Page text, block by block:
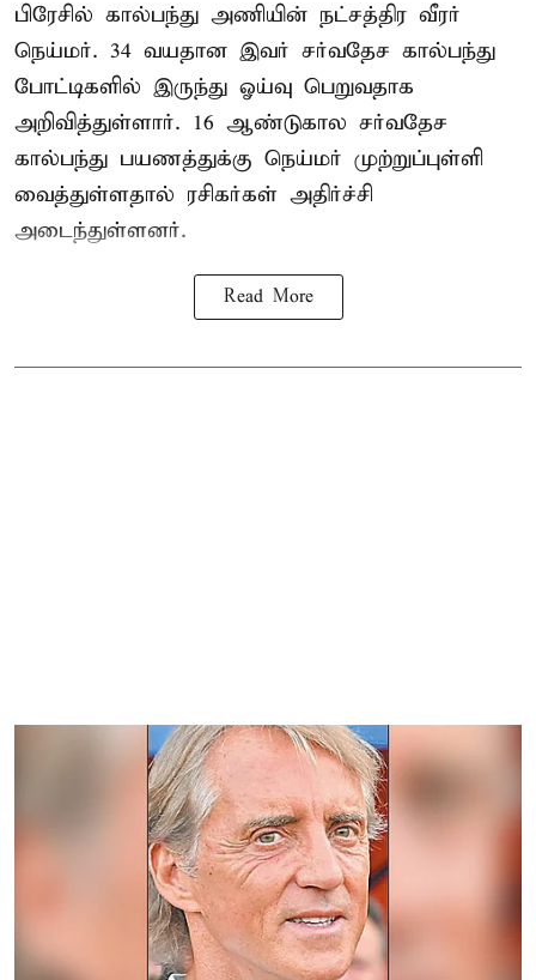
பிரேசில் கால்பந்து அணியின் நட்சத்திர வீரர்
நெய்மர். 34 வயதான இவர் சர்வதேச கால்பந்து
போட்டிகளில் இருந்து ஓய்வு பெறுவதாக
அறிவித்துள்ளார். 16 ஆண்டுகால சர்வதேச
கால்பந்து பயணத்துக்கு நெய்மர் முற்றுப்புள்ளி
வைத்துள்ளதால் ரசிகர்கள் அதிர்ச்சி
அடைந்துள்ளனர்.
Read More